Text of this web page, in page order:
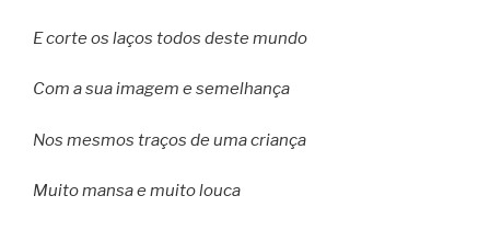
E corte os laços todos deste mundo
Com a sua imagem e semelhança
Nos mesmos traços de uma criança
Muito mansa e muito louca